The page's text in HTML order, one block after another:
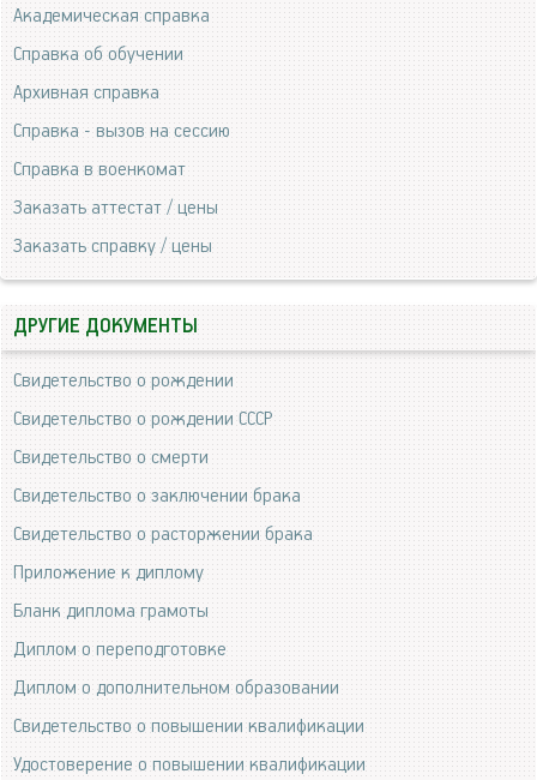
Академическая справка
Справка об обучении
Архивная справка
Справка - вызов на сессию
Справка в военкомат
Заказать аттестат / цены
Заказать справку / цены
ДРУГИЕ ДОКУМЕНТЫ
Свидетельство о рождении
Свидетельство о рождении СССР
Свидетельство о смерти
Свидетельство о заключении брака
Свидетельство о расторжении брака
Приложение к диплому
Бланк диплома грамоты
Диплом о переподготовке
Диплом о дополнительном образовании
Свидетельство о повышении квалификации
Удостоверение о повышении квалификации